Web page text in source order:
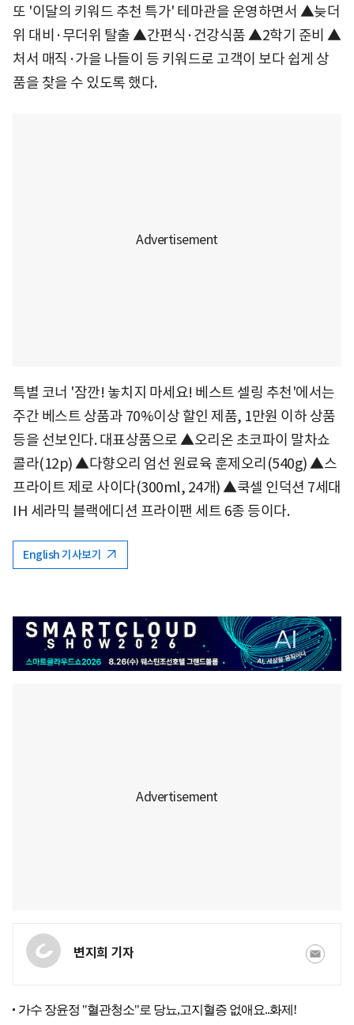
또 '이달의 키워드 추천 특가' 테마관을 운영하면서 ▲늦더
위 대비·무더위 탈출 ▲간편식·건강식품 ▲2학기 준비 ▲
처서 매직·가을 나들이 등 키워드로 고객이 보다 쉽게 상
품을 찾을 수 있도록 했다.
특별 코너 '잠깐! 놓치지 마세요! 베스트 셀링 추천'에서는
주간 베스트 상품과 70%이상 할인 제품, 1만원 이하 상품
등을 선보인다. 대표상품으로 ▲오리온 초코파이 말차쇼
콜라(12p) ▲다향오리 엄선 원료육 훈제오리(540g) ▲스
프라이트 제로 사이다(300ml, 24개) ▲쿡셀 인덕션 7세대
IH 세라믹 블랙에디션 프라이팬 세트 6종 등이다.
English 기사보기
변지희 기자